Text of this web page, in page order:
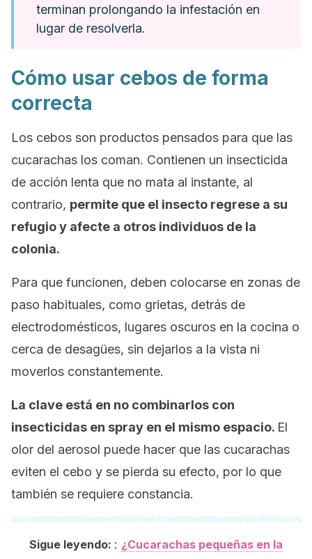
terminan prolongando la infestación en
lugar de resolverla.
Cómo usar cebos de forma
correcta
Los cebos son productos pensados para que las
cucarachas los coman. Contienen un insecticida
de acción lenta que no mata al instante, al
contrario, permite que el insecto regrese a su
refugio y afecte a otros individuos de la
colonia.
Para que funcionen, deben colocarse en zonas de
paso habituales, como grietas, detrás de
electrodomésticos, lugares oscuros en la cocina o
cerca de desagües, sin dejarlos a la vista ni
moverlos constantemente.
La clave está en no combinarlos con
insecticidas en spray en el mismo espacio. El
olor del aerosol puede hacer que las cucarachas
eviten el cebo y se pierda su efecto, por lo que
también se requiere constancia.
Sigue leyendo: : ¿Cucarachas pequeñas en la